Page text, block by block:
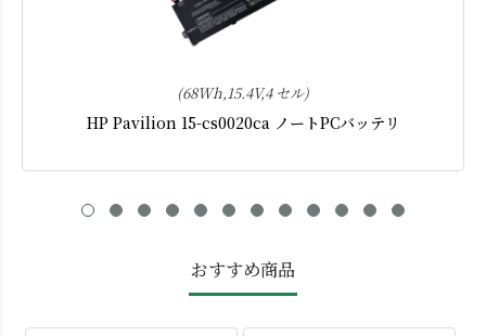
(68Wh,15.4V,4 セル)
HP Pavilion 15-cs0020ca ノートPCバッテリ
おすすめ商品